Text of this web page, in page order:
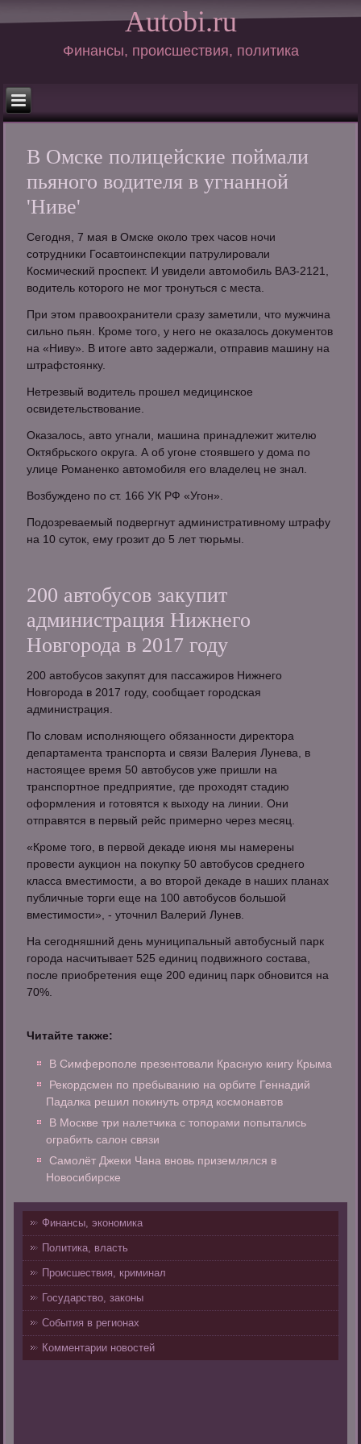
Autobi.ru
Финансы, происшествия, политика
В Омске полицейские поймали
пьяного водителя в угнанной
'Ниве'
Сегодня, 7 мая в Омске около трех часов ночи
сотрудники Госавтоинспекции патрулировали
Космический проспект. И увидели автомобиль ВАЗ-2121,
водитель которого не мог тронуться с места.
При этом правоохранители сразу заметили, что мужчина
сильно пьян. Кроме того, у него не оказалось документов
на «Ниву». В итоге авто задержали, отправив машину на
штрафстоянку.
Нетрезвый водитель прошел медицинское
освидетельствование.
Оказалось, авто угнали, машина принадлежит жителю
Октябрьского округа. А об угоне стоявшего у дома по
улице Романенко автомобиля его владелец не знал.
Возбуждено по ст. 166 УК РФ «Угон».
Подозреваемый подвергнут административному штрафу
на 10 суток, ему грозит до 5 лет тюрьмы.
200 автобусов закупит
администрация Нижнего
Новгорода в 2017 году
200 автобусов закупят для пассажиров Нижнего
Новгорода в 2017 году, сообщает городская
администрация.
По словам исполняющего обязанности директора
департамента транспорта и связи Валерия Лунева, в
настоящее время 50 автобусов уже пришли на
транспортное предприятие, где проходят стадию
оформления и готовятся к выходу на линии. Они
отправятся в первый рейс примерно через месяц.
«Кроме того, в первой декаде июня мы намерены
провести аукцион на покупку 50 автобусов среднего
класса вместимости, а во второй декаде в наших планах
публичные торги еще на 100 автобусов большой
вместимости», - уточнил Валерий Лунев.
На сегодняшний день муниципальный автобусный парк
города насчитывает 525 единиц подвижного состава,
после приобретения еще 200 единиц парк обновится на
70%.
Читайте также:
В Симферополе презентовали Красную книгу Крыма
Рекордсмен по пребыванию на орбите Геннадий
Падалка решил покинуть отряд космонавтов
В Москве три налетчика с топорами попытались
ограбить салон связи
Самолёт Джеки Чана вновь приземлялся в
Новосибирске
Финансы, экономика
Политика, власть
Происшествия, криминал
Государство, законы
События в регионах
Комментарии новостей